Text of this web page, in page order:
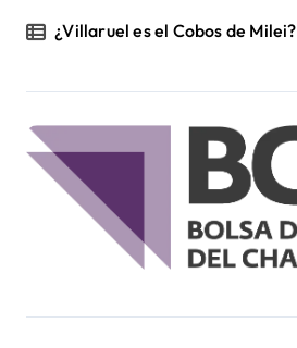
¿Villaruel es el Cobos de Milei?